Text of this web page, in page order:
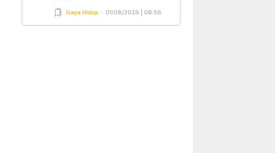
Gaya Hidup 01/08/2026 | 08:56